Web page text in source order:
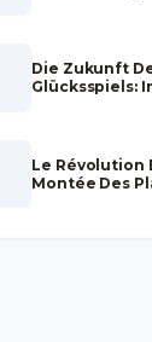
Die Zukunft
Glücksspiels:
Le Révolution
Montée Des